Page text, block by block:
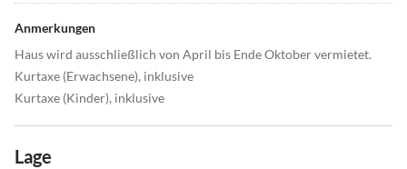
Anmerkungen
Haus wird ausschließlich von April bis Ende Oktober vermietet.
Kurtaxe (Erwachsene), inklusive
Kurtaxe (Kinder), inklusive
Lage